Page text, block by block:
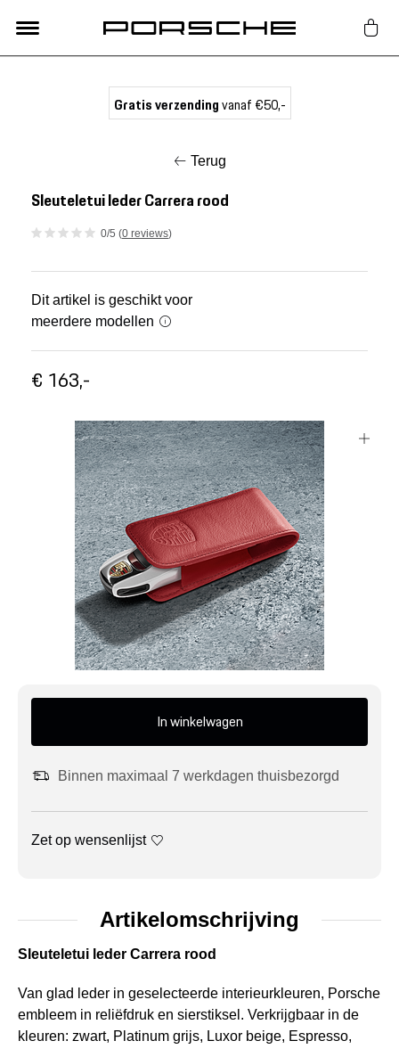
Nieuw
Acties
Porsche finder
Klantenservice
Meer Porsche
Porsche informatie
Gratis verzendingvanaf €50,-
Terug
Sleuteletui leder Carrera rood
0/5 (0 reviews)
Dit artikel is geschikt voor
meerdere modellen
€ 163,-
In winkelwagen
Binnen maximaal 7 werkdagen thuisbezorgd
Zet op wensenlijst
Artikelomschrijving
Sleuteletui leder Carrera rood
Van glad leder in geselecteerde interieurkleuren, Porsche
embleem in reliëfdruk en sierstiksel. Verkrijgbaar in de
kleuren: zwart, Platinum grijs, Luxor beige, Espresso,